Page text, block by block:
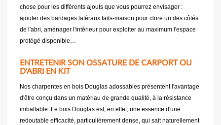
chose pour les différents ajouts que vous pourrez envisager :
ajouter des bardages latéraux faits-maison pour clore un des côtés
de l'abri, aménager l'intérieur pour exploiter au maximum l'espace
protégé disponible…
ENTRETENIR SON OSSATURE DE CARPORT OU
D'ABRI EN KIT
Nos charpentes en bois Douglas adossables présentent l'avantage
d'être conçu dans un matériau de grande qualité, à la résistance
imbattable. Le bois Douglas est, en effet, une essence d'une
redoutable efficacité, particulièrement dense, qui sait naturellement